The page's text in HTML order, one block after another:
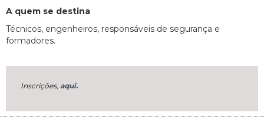
A quem se destina
Técnicos, engenheiros, responsáveis de segurança e
formadores.
Inscrições, aqui.